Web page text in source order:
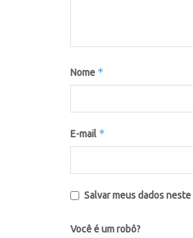
Nome *
E-mail *
Salvar meus dados
Você é um robô?